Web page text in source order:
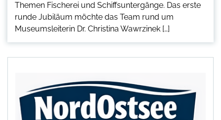
Themen Fischerei und Schiffsuntergänge. Das erste
runde Jubiläum möchte das Team rund um
Museumsleiterin Dr. Christina Wawrzinek […]